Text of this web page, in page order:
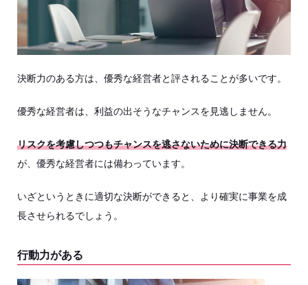
決断力のある方は、優秀な経営者と評されることが多いです。
優秀な経営者は、利益の出そうなチャンスを見逃しません。
リスクを考慮しつつもチャンスを逃さないために決断できる力
が、優秀な経営者には備わっています。
いざというときに適切な決断ができると、より確実に事業を成
長させられるでしょう。
行動力がある